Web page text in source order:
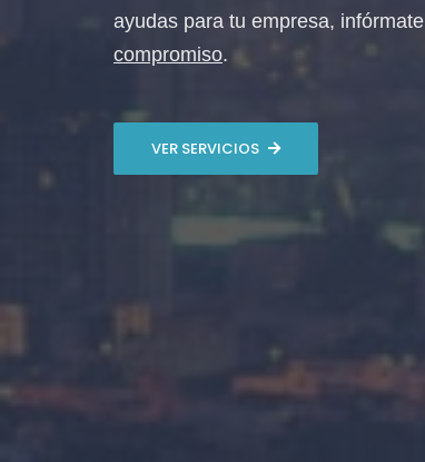
ayudas para tu empresa,
compromiso.
VER SERVICIOS